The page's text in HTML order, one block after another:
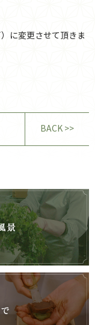
に変更させて頂きま
BACK >>